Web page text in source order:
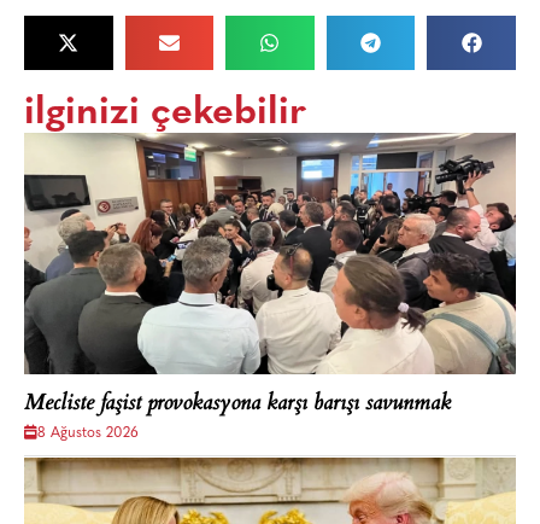
ilginizi çekebilir
Mecliste faşist provokasyona karşı barışı savunmak
8 Ağustos 2026